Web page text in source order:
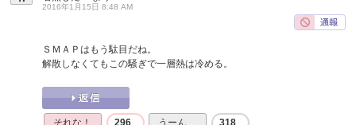
2016年1月15日 8:48 AM
ＳＭＡＰはもう駄目だね。
解散しなくてもこの騒ぎで一層熱は冷める。
それな！ 296 うーん… 318